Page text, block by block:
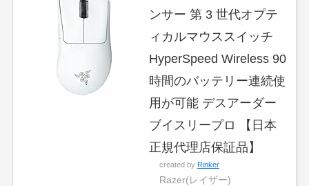
ンサー 第 3 世代オプテ
ィカルマウススイッチ
HyperSpeed Wireless 90
時間のバッテリー連続使
用が可能 デスアーダー
ブイスリープロ 【日本
正規代理店保証品】
created by Rinker
Razer(レイザー)